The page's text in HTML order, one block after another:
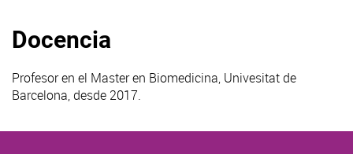
Docencia
Profesor en el Master en Biomedicina, Univesitat de
Barcelona, desde 2017.